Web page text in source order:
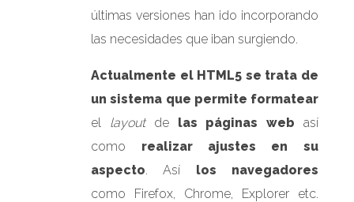
últimas versiones han ido incorporando
las necesidades que iban surgiendo.
Actualmente el HTML5 se trata de
un sistema que permite formatear
el layoutde las páginas web así
como realizar ajustes en su
aspecto . Así los navegadores
como Firefox, Chrome, Explorer etc.